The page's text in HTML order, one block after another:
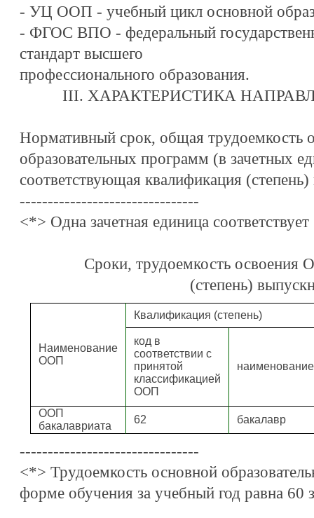
- УЦ ООП - учебный цикл основной
- ФГОС ВПО - федеральный
стандарт высшего
профессионального образования.
III. ХАРАКТЕРИСТИКА
Нормативный срок, общая трудоемкость
образовательных программ (в зачетных
соответствующая квалификация
--------------------------------
<*> Одна зачетная единица
Сроки, трудоемкость освоения
(степень)
Наименование
ООП
Квалификация (степень)
код в
соответствии с
принятой
классификацией
ООП
наименование
ООП
бакалавриата
62 бакалавр
--------------------------------
<*> Трудоемкость основной
форме обучения за учебный год равна 60